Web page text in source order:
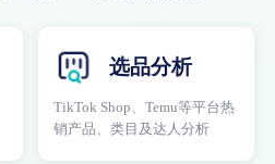
选品分析
TikTok Shop、Temu等平台热
销产品、类目及达人分析